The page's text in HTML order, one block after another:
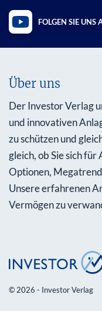
FOLGEN SIE UNS
Über uns
Der Investor Verlag
und innovativen
zu schützen und
gleich, ob Sie sich
Optionen,
Unsere erfahrenen
Vermögen zu
© 2026 - Investor Verlag